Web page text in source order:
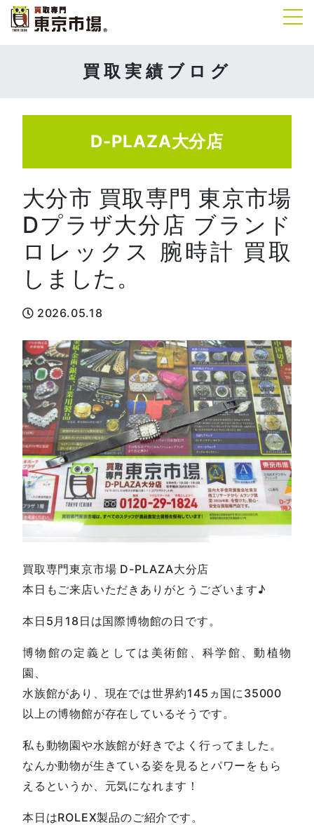
買取実績ブログ
D-PLAZA大分店
大分市 買取専門 東京市場
Dプラザ大分店 ブランド
ロレックス 腕時計 買取
しました。
2026.05.18
買取専門東京市場 D-PLAZA大分店
本日もご来店いただきありがとうございます♪
本日5月18日は国際博物館の日です。
博物館の定義としては美術館、科学館、動植物
園、
水族館があり、現在では世界約145ヵ国に35000
以上の博物館が存在しているそうです。
私も動物園や水族館が好きでよく行ってました。
なんか動物が生きている姿を見るとパワーをもら
えるというか、元気になれます！
本日はROLEX製品のご紹介です。